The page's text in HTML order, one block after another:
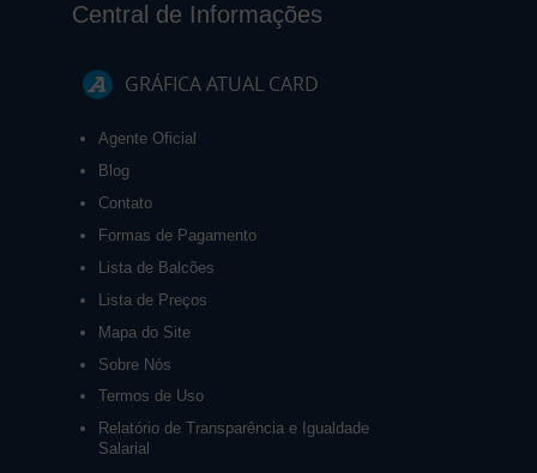
Central de Informações
GRÁFICA ATUAL CARD
Agente Oficial
Blog
Contato
Formas de Pagamento
Lista de Balcões
Lista de Preços
Mapa do Site
Sobre Nós
Termos de Uso
Relatório de Transparência e Igualdade
Salarial